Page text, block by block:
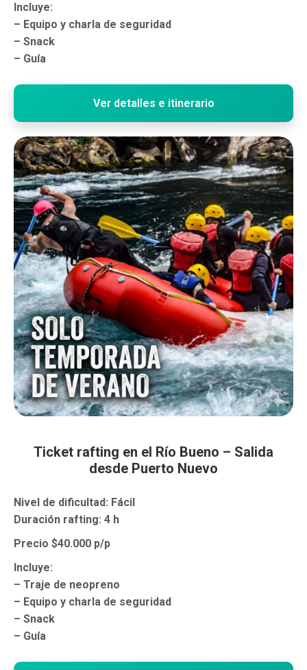
Incluye:
– Equipo y charla de seguridad
– Snack
– Guía
Ver detalles e itinerario
Ticket rafting en el Río Bueno – Salida
desde Puerto Nuevo
Nivel de dificultad: Fácil
Duración rafting: 4 h
Precio $40.000 p/p
Incluye:
– Traje de neopreno
– Equipo y charla de seguridad
– Snack
– Guía